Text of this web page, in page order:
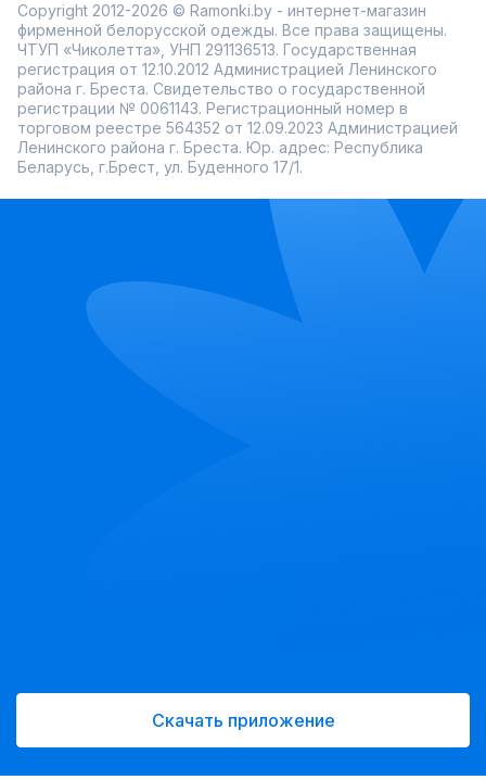
Copyright 2012-2026 © Ramonki.by - интернет-магазин
фирменной белорусской одежды. Все права защищены.
ЧТУП «Чиколетта», УНП 291136513. Государственная
регистрация от 12.10.2012 Администрацией Ленинского
района г. Бреста. Свидетельство о государственной
регистрации № 0061143. Регистрационный номер в
торговом реестре 564352 от 12.09.2023 Администрацией
Ленинского района г. Бреста. Юр. адрес: Республика
Беларусь, г.Брест, ул. Буденного 17/1.
Скачать приложение